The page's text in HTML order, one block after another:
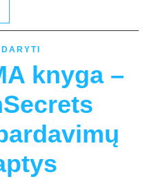
knyga –